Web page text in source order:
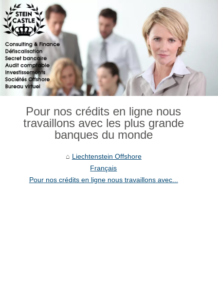
Pour nos crédits en ligne nous
travaillons avec les plus grande
banques du monde
Liechtenstein Offshore
Français
Pour nos crédits en ligne nous travaillons avec...